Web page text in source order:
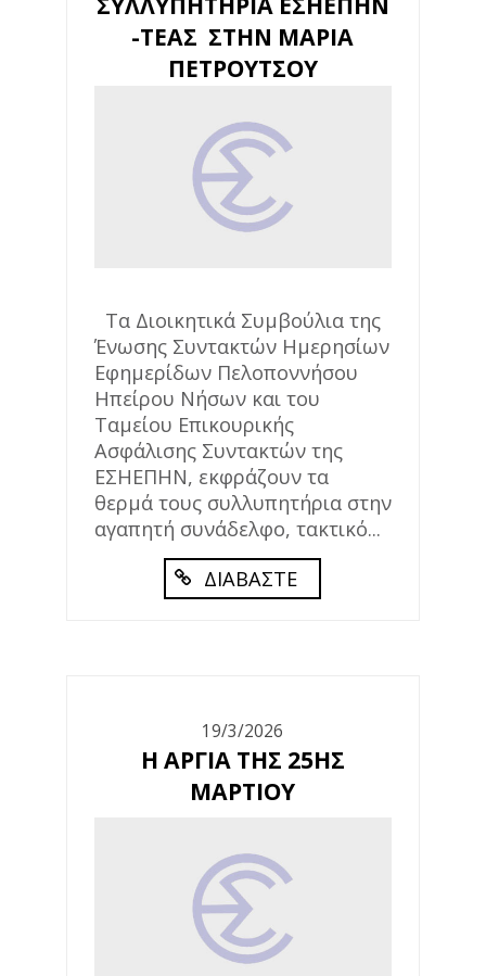
-ΤΕΑΣ ΣΤΗΝ ΜΑΡΙΑ
ΠΕΤΡΟΥΤΣΟΥ
Τα Διοικητικά Συμβούλια της
Ένωσης Συντακτών Ημερησίων
Εφημερίδων Πελοποννήσου
Ηπείρου Νήσων και του
Ταμείου Επικουρικής
Ασφάλισης Συντακτών της
ΕΣΗΕΠΗΝ, εκφράζουν τα
θερμά τους συλλυπητήρια στην
αγαπητή συνάδελφο, τακτικό...
ΔΙΑΒΑΣΤΕ
19/3/2026
Η ΑΡΓΙΑ ΤΗΣ 25ΗΣ
ΜΑΡΤΙΟΥ